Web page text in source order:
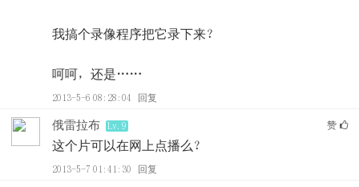
我搞个录像程序把它录下来？
呵呵，还是……
2013-5-6 08:28:04 回复
俄雷拉布 Lv.9 赞
这个片可以在网上点播么？
2013-5-7 01:41:30 回复